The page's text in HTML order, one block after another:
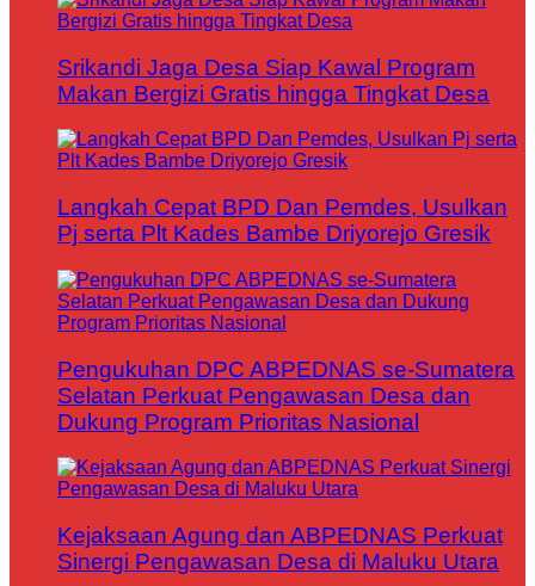
Srikandi Jaga Desa Siap Kawal Program
Makan Bergizi Gratis hingga Tingkat Desa
Langkah Cepat BPD Dan Pemdes, Usulkan
Pj serta Plt Kades Bambe Driyorejo Gresik
Pengukuhan DPC ABPEDNAS se-Sumatera
Selatan Perkuat Pengawasan Desa dan
Dukung Program Prioritas Nasional
Kejaksaan Agung dan ABPEDNAS Perkuat
Sinergi Pengawasan Desa di Maluku Utara